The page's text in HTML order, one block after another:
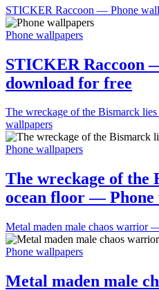
STICKER Raccoon — Phone
Phone wallpapers
STICKER Raccoon
download for free
The wreckage of the Bismarck
wallpapers
Phone wallpapers
The wreckage of the
ocean floor — Phone
Metal maden male chaos warrior
Phone wallpapers
Metal maden male